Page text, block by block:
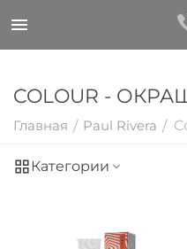
COLOUR -
Главная / Paul Rivera /
Категории